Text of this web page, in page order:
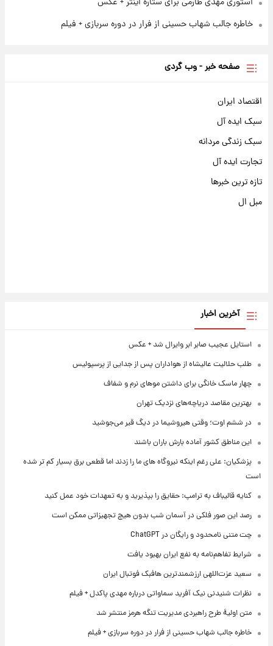
خاطره جالب شهاب حسینی از فرار در دوره سربازی + فیلم
صفحه خبر - وب گردی
اقتصاد ایران
سبک ایده آل
سبک زندگی مردانه
تجارت ایده آل
تازه ترین خبرها
مبل ال
آخرین اخبار
استایل عجیب صابر ابر وایرال شد + عکس
طلب حلالیت عالیشاه از هواداران پس از جدایی از پرسپولیس
چهار ماسک خانگی برای داشتن موهای نرم و شفاف
بهترین مقاصد دریاچه‌های نزدیک تهران
در ششم اوت؛ وقتی هیروشیما در دیگ قیر می‌جوشید
این مناطق کشور آماده بارش باران باشند
پزشکیان: علی رغم اینکه نیروگاه های ما را زدند اما قطعی برق بسیار کم تر شده
است
کنایه قالیباف به ترامپ: حقایق را بپذیرید و به تعهدات خود عمل کنید
رصد این صور فلکی در آسمان شب بدون هیچ تجهیزاتی ممکن است
چت متنی نامحدود و رایگان در ChatGPT
شرایط تفاهم‌نامه به نفع ایران بهبود یافت
سعید عزت‌اللهی ارزشمندترین هافبک فوتبال ایران
نظرات شنیدنی نیک آفرید سماواتی درباره مهدی پاکدل + فیلم
متن اولیۀ طرح راهبردی مدیریت تنگه هرمز منتشر شد
خاطره جالب شهاب حسینی از فرار در دوره سربازی + فیلم